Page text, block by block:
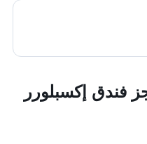
فندق إكسبلورر